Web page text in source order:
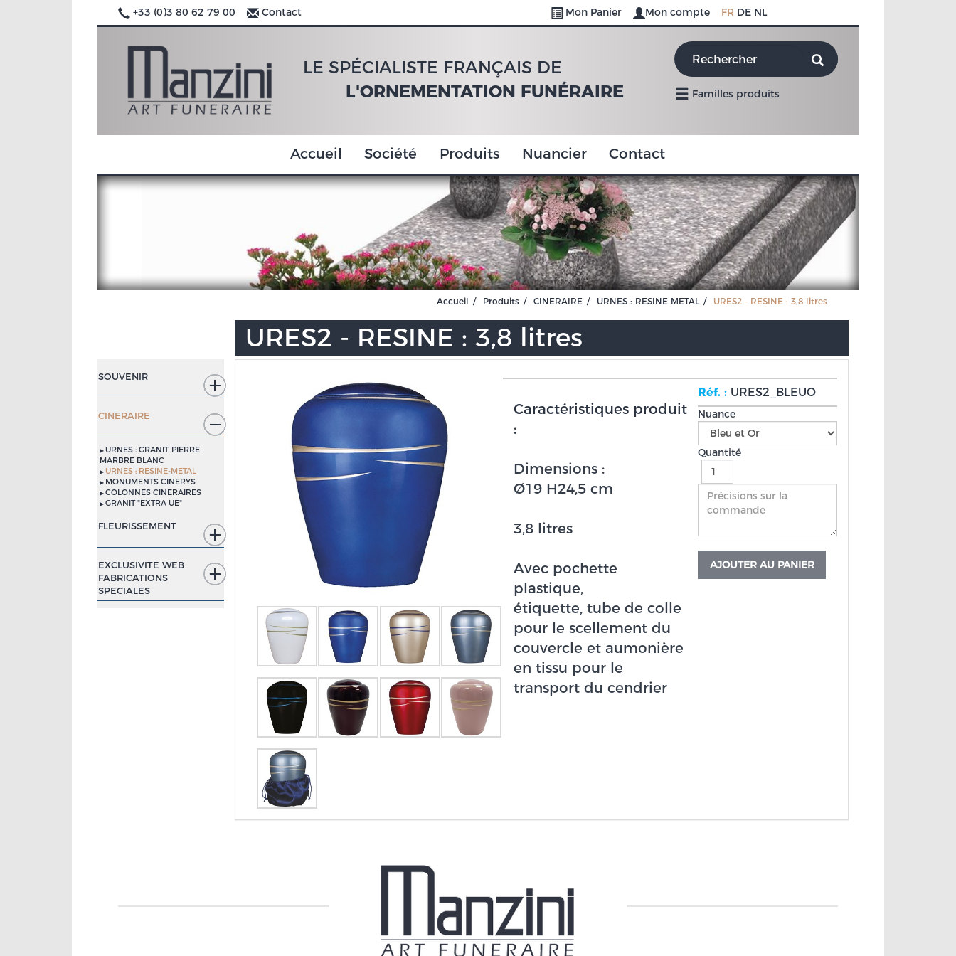
+33 (0)3 80 62 79 00 Contact Mon Panier Mon compte FR DE NL
LE SPÉCIALISTE FRANÇAIS DE
L'ORNEMENTATION FUNÉRAIRE
Familles produits
Accueil Société Produits Nuancier Contact
Accueil Produits CINERAIRE URNES : RESINE-METAL URES2 - RESINE : 3,8 litres
SOUVENIR
CINERAIRE
URNES : GRANIT-PIERRE-
MARBRE BLANC
URNES : RESINE-METAL
MONUMENTS CINERYS
COLONNES CINERAIRES
GRANIT "EXTRA UE"
FLEURISSEMENT
EXCLUSIVITE WEB
FABRICATIONS
SPECIALES
URES2 - RESINE : 3,8 litres
Caractéristiques produit
:
Dimensions :
Ø19 H24,5 cm
3,8 litres
Avec pochette
plastique,
étiquette,tube de colle
pour lescellement du
couvercle et aumonière
en tissu pour le
transport du cendrier
Réf. : URES2_BLEUO
Nuance
Quantité
AJOUTER AU PANIER